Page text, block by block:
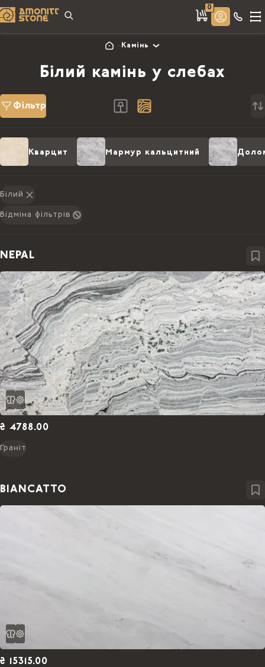
0
Камінь
Білий камінь у слебах
Фільтр
Кварцит Мармур кальцитний
Білий
Відміна фільтрів
NEPAL
₴ 4788.00
Граніт
BIANCATTO
₴ 15315.00